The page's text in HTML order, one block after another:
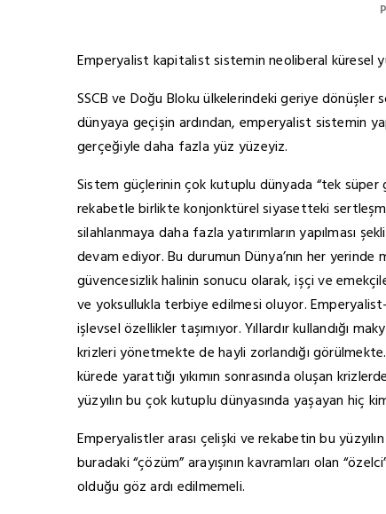
Emperyalist kapitalist sistemin neoliberal küresel
SSCB ve Doğu Bloku ülkelerindeki geriye
dünyaya geçişin ardından, emperyalist sistemin
gerçeğiyle daha fazla yüz yüzeyiz.
Sistem güçlerinin çok kutuplu dünyada “tek süper
rekabetle birlikte konjonktürel siyasetteki
silahlanmaya daha fazla yatırımların yapılması
devam ediyor. Bu durumun Dünya’nın her
güvencesizlik halinin sonucu olarak, işçi ve
ve yoksullukla terbiye edilmesi oluyor.
işlevsel özellikler taşımıyor. Yıllardır kullandığı
krizleri yönetmekte de hayli zorlandığı
kürede yarattığı yıkımın sonrasında oluşan
yüzyılın bu çok kutuplu dünyasında yaşayan hiç
Emperyalistler arası çelişki ve rekabetin bu
buradaki “çözüm” arayışının kavramları olan
olduğu göz ardı edilmemeli.